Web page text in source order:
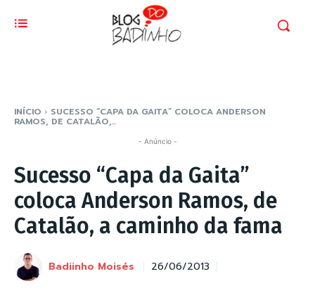
INÍCIO SUCESSO “CAPA DA GAITA” COLOCA ANDERSON
RAMOS, DE CATALÃO,...
- Anúncio -
Sucesso “Capa da Gaita”
coloca Anderson Ramos, de
Catalão, a caminho da fama
Badiinho Moisés 26/06/2013